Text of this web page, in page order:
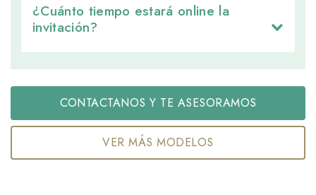
¿Cuánto tiempo estará online la
invitación?
CONTACTANOS Y TE ASESORAMOS
VER MÁS MODELOS